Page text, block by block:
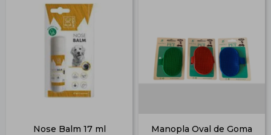
Nose Balm 17 ml Manopla Oval de Goma